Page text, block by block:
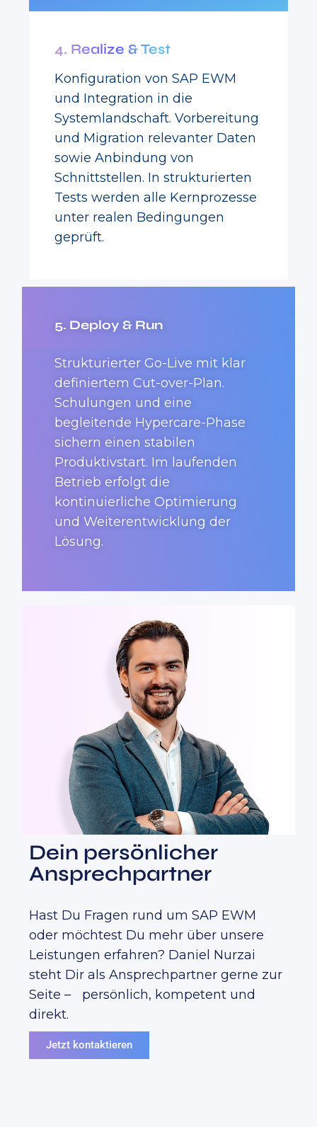
4. Realize & Test
Konfiguration von SAP EWM
und Integration in die
Systemlandschaft. Vorbereitung
und Migration relevanter Daten
sowie Anbindung von
Schnittstellen. In strukturierten
Tests werden alle Kernprozesse
unter realen Bedingungen
geprüft.
5. Deploy & Run
Strukturierter Go-Live mit klar
definiertem Cut-over-Plan.
Schulungen und eine
begleitende Hypercare-Phase
sichern einen stabilen
Produktivstart. Im laufenden
Betrieb erfolgt die
kontinuierliche Optimierung
und Weiterentwicklung der
Lösung.
Dein persönlicher
Ansprechpartner
Hast Du Fragen rund um SAP EWM
oder möchtest Du mehr über unsere
Leistungen erfahren? Daniel Nurzai
steht Dir als Ansprechpartner gerne zur
Seite – persönlich, kompetent und
direkt.
Jetzt kontaktieren